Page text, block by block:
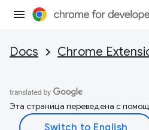
Docs Chrome
Эта страница переведена с